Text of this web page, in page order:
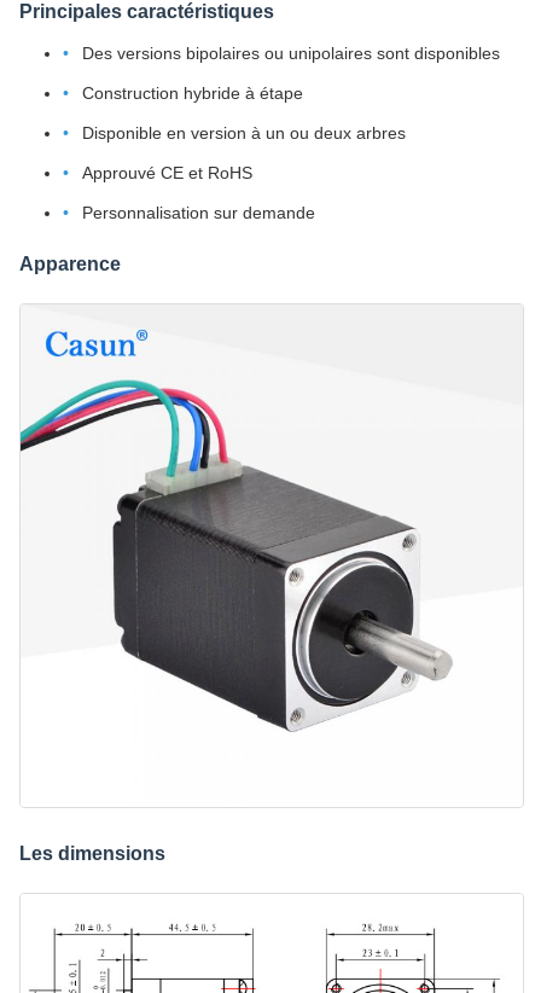
Principales caractéristiques
Des versions bipolaires ou unipolaires sont disponibles
Construction hybride à étape
Disponible en version à un ou deux arbres
Approuvé CE et RoHS
Personnalisation sur demande
Apparence
Les dimensions